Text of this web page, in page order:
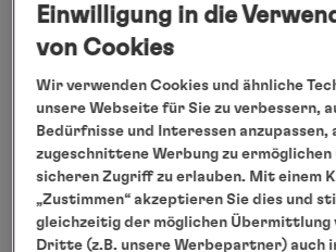
Februar 2014
25.02.2014
Einwilligung in die
von Cookies
Wir verwenden Cookies und ähnliche
unsere Webseite für Sie zu verbessern,
Bedürfnisse und Interessen anzupassen,
zugeschnittene Werbung zu ermöglichen
sicheren Zugriff zu erlauben. Mit einem
„Zustimmen“ akzeptieren Sie dies und
gleichzeitig der möglichen Übermittlung
Dritte (z.B. unsere Werbepartner) auch